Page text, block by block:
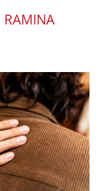
RAMINA